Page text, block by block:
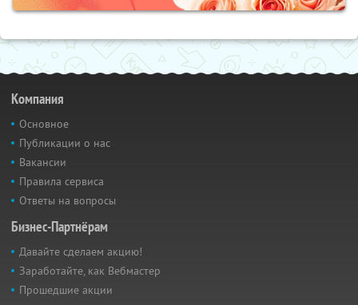
Компания
Основное
Публикации о нас
Вакансии
Правила сервиса
Ответы на вопросы
Бизнес-Партнёрам
Давайте сделаем акцию!
Заработайте, как Вебмастер
Прошедшие акции